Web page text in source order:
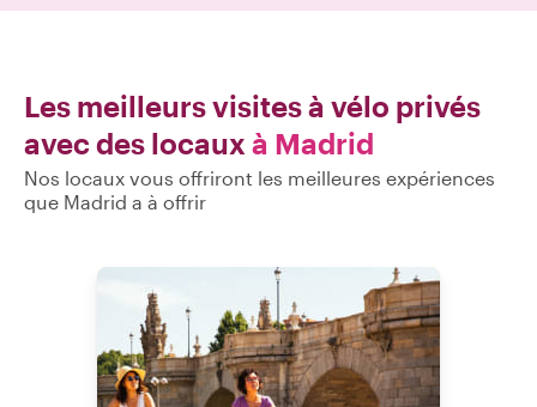
retourner la prochaine fois. Je le
recommande vivement ! Il parle très
bien anglais."
Les meilleurs visites à vélo privés
avec des locaux à Madrid
Nos locaux vous offriront les meilleures expériences
que Madrid a à offrir